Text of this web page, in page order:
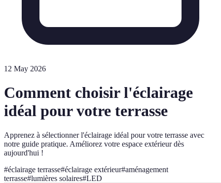
12 May 2026
Comment choisir l'éclairage
idéal pour votre terrasse
Apprenez à sélectionner l'éclairage idéal pour votre terrasse avec
notre guide pratique. Améliorez votre espace extérieur dès
aujourd'hui !
#éclairage terrasse#éclairage extérieur#aménagement
terrasse#lumières solaires#LED